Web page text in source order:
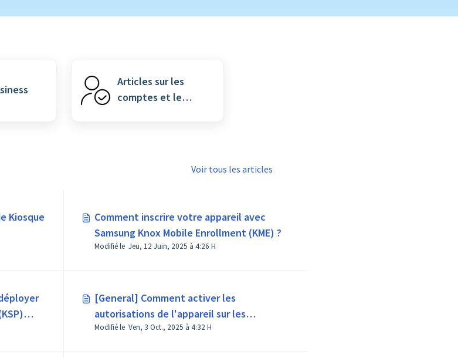
Articles sur les
comptes et le
Voir tous les articles
Kiosque
Comment inscrire votre appareil avec
Samsung Knox Mobile Enrollment (KME) ?
Modifié le Jeu, 12 Juin, 2025 à 4:26 H
[General] Comment activer les
autorisations de l'appareil sur les
appareils Android 13 ou versions
Modifié le Ven, 3 Oct., 2025 à 4:32 H